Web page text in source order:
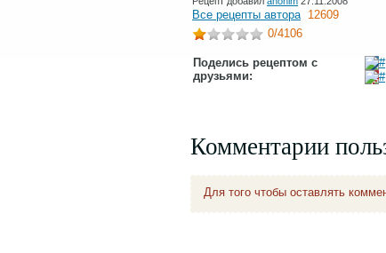
Все рецепты автора 12609
0/4106
Поделись рецептом с
друзьями:
Комментарии
Для того чтобы оставлять